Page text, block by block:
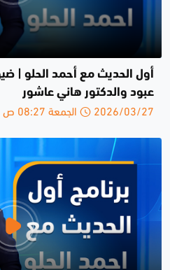
أول الحديث مع أحمد الحلو |
عبود والدكتور هاني عاشور
2026/03/27 الجمعة 08:27 ص